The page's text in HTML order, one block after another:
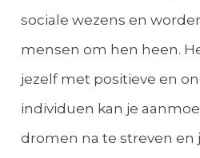
sociale wezens en
mensen om hen heen.
jezelf met positieve en
individuen kan je
dromen na te streven en